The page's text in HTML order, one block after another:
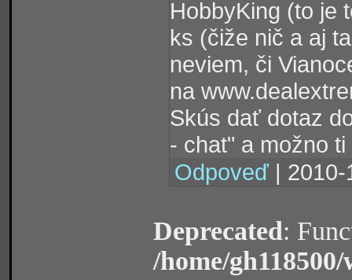
HobbyKing (to je
ks (čiže nič a aj
neviem, či
na
Skús dať dotaz
- chat" a možno
Odpoveď |
Deprecated:
/home/